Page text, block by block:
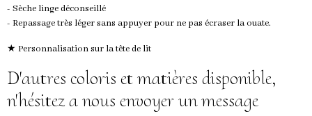
- Sèche linge déconseillé
- Repassage très léger sans appuyer pour ne pas écraser la ouate.
★ Personnalisation sur la tête de lit
D'autres coloris et matières disponible,
n'hésitez a nous envoyer un message